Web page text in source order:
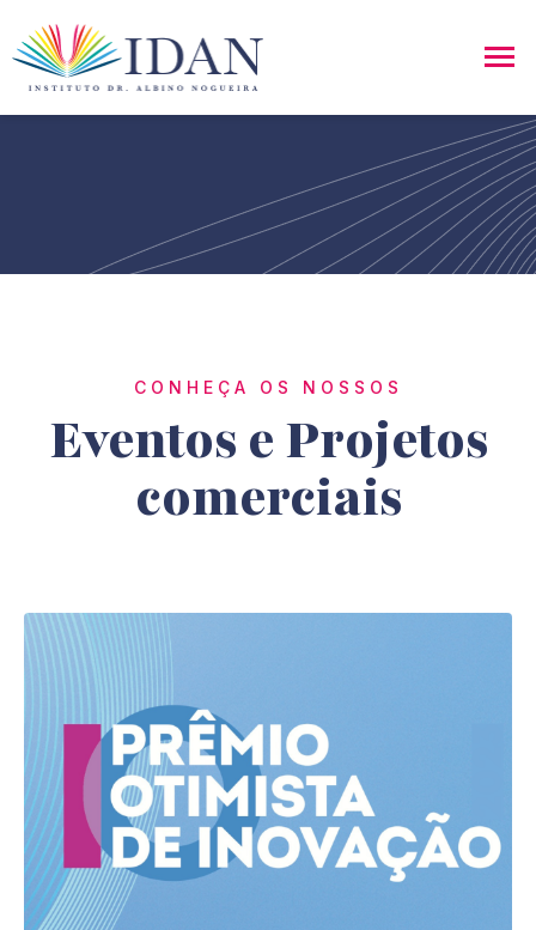
CONHEÇA OS NOSSOS
Eventos e Projetos
comerciais